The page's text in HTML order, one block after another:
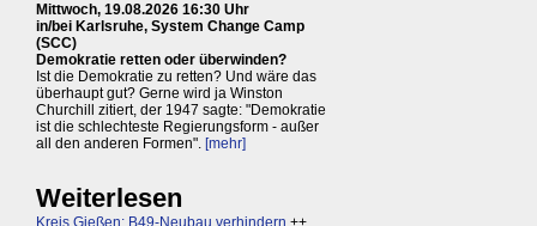
Mittwoch, 19.08.2026 16:30 Uhr
in/bei Karlsruhe, System Change Camp
(SCC)
Demokratie retten oder überwinden?
Ist die Demokratie zu retten? Und wäre das
überhaupt gut? Gerne wird ja Winston
Churchill zitiert, der 1947 sagte: "Demokratie
ist die schlechteste Regierungsform - außer
all den anderen Formen". [mehr]
Weiterlesen